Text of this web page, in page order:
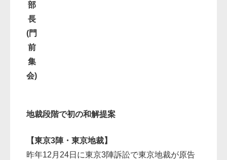
部
長
(門
前
集
会)
地裁段階で初の和解提案
【東京3陣・東京地裁】
昨年12月24日に東京3陣訴訟で東京地裁が原告